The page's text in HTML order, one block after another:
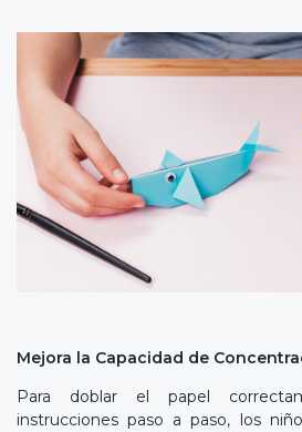
Mejora la Capacidad de
Para doblar el papel
instrucciones paso a paso, los